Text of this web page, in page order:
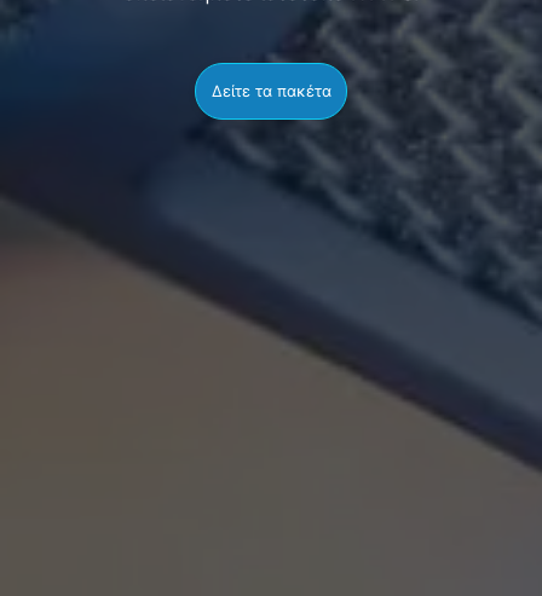
Δείτε τα πακέτα